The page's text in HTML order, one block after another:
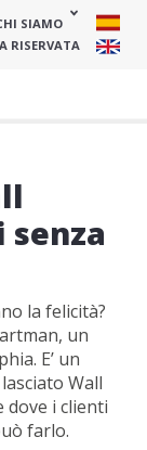
SIAMO
RISERVATA
la felicità?
un
E’ un
Wall
dove i clienti
farlo.